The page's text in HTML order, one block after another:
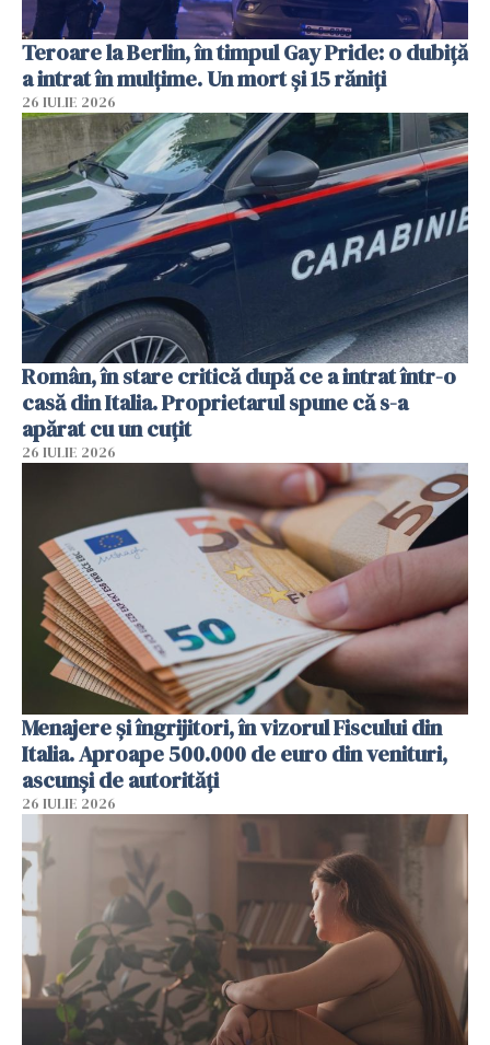
Teroare la Berlin, în timpul Gay Pride: o dubiță
a intrat în mulțime. Un mort și 15 răniți
26 IULIE 2026
Român, în stare critică după ce a intrat într-o
casă din Italia. Proprietarul spune că s-a
apărat cu un cuțit
26 IULIE 2026
Menajere și îngrijitori, în vizorul Fiscului din
Italia. Aproape 500.000 de euro din venituri,
ascunși de autorități
26 IULIE 2026